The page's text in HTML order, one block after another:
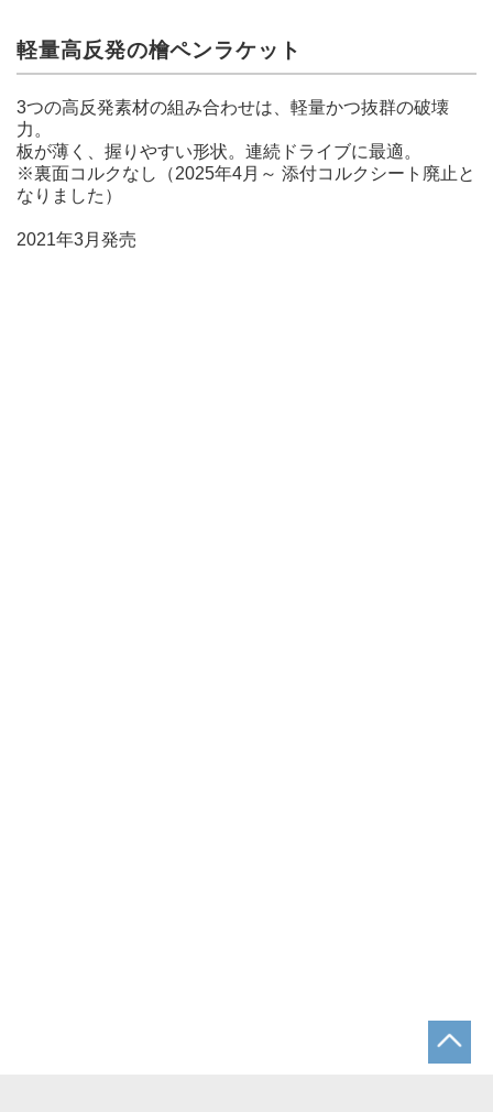
軽量高反発の檜ペンラケット
3つの高反発素材の組み合わせは、軽量かつ抜群の破壊
力。
板が薄く、握りやすい形状。連続ドライブに最適。
※裏面コルクなし（2025年4月～ 添付コルクシート廃止と
なりました）
2021年3月発売